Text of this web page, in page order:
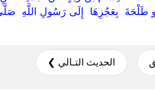
طَلْحَةَ ‏ ‏بِعَجُزِهَا ‏ ‏إِلَى رَسُولِ اللَّهِ
الحديث التـالي ❯